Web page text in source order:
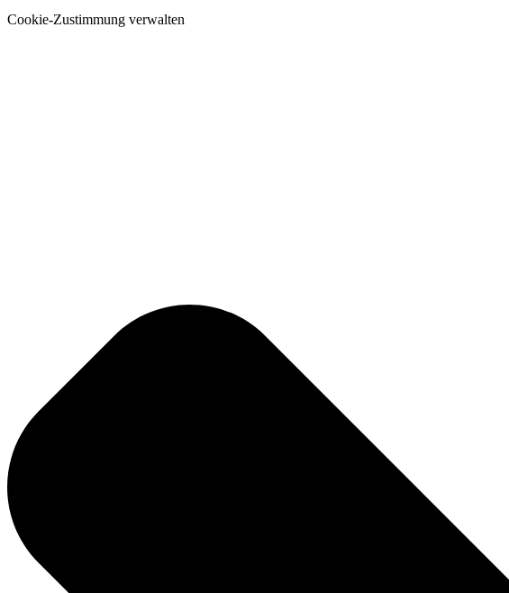
Cookie-Zustimmung verwalten